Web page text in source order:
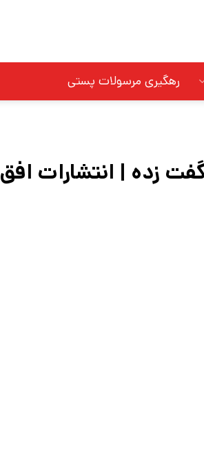
رهگیری مرسولات پستی
زده | انتشارات افق